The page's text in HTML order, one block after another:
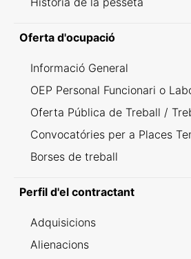
Oferta d'ocupació
Informació General
OEP Personal Funcionari o
Oferta Pública de Treball /
Convocatóries per a Places
Borses de treball
Perfil d'el contractant
Adquisicions
Alienacions